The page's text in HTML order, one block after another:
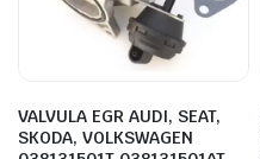
VALVULA EGR AUDI, SEAT,
SKODA, VOLKSWAGEN